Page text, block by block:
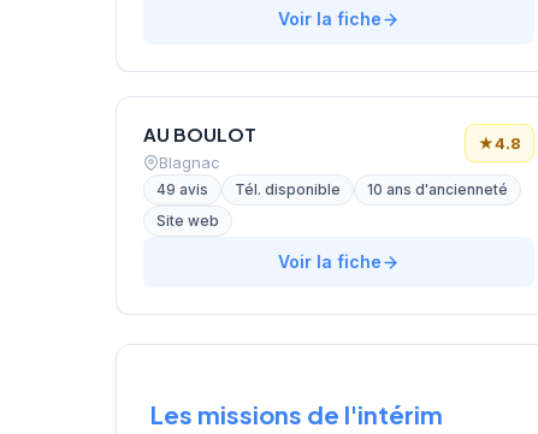
Voir la fiche
AU BOULOT
Blagnac
★4.8
49 avis Tél. disponible
10 ans d'ancienneté
Site web
Voir la fiche
Les missions de l'intérim